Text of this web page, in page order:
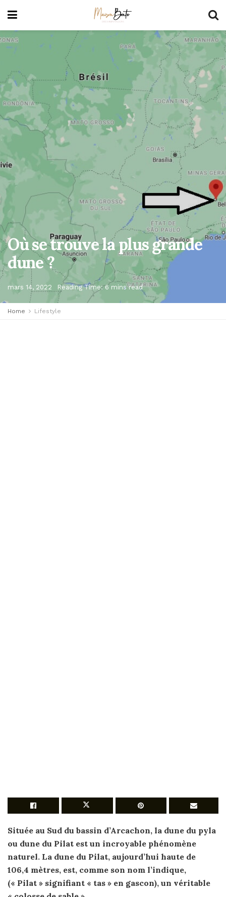
Où se trouve la plus grande
dune ?
mars 14, 2022 Reading Time: 6 mins read
Home Lifestyle
Située au Sud du bassin d’Arcachon, la dune du pyla
ou dune du Pilat est un incroyable phénomène
naturel. La dune du Pilat, aujourd’hui haute de
106,4 mètres, est, comme son nom l’indique,
(« Pilat » signifiant « tas » en gascon), un véritable